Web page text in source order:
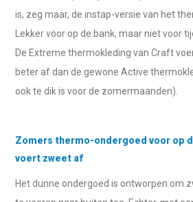
is, zeg maar, de instap-versie van het
Lekker voor op de bank, maar niet voor
De Extreme thermokleding van Craft
beter af dan de gewone Active
ook te dik is voor de zomermaanden).
Zomers thermo-ondergoed voor op
voert zweet af
Het dunne ondergoed is ontworpen om